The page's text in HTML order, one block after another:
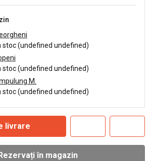
stoc (undefined undefined)
stoc (undefined undefined)
M.
stoc (undefined undefined)
livrare
Rezervați în magazin